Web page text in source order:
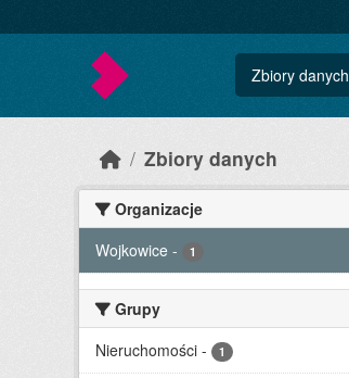
Zbiory danych
Zbiory danych
Organizacje
Wojkowice - 1
Grupy
Nieruchomości - 1